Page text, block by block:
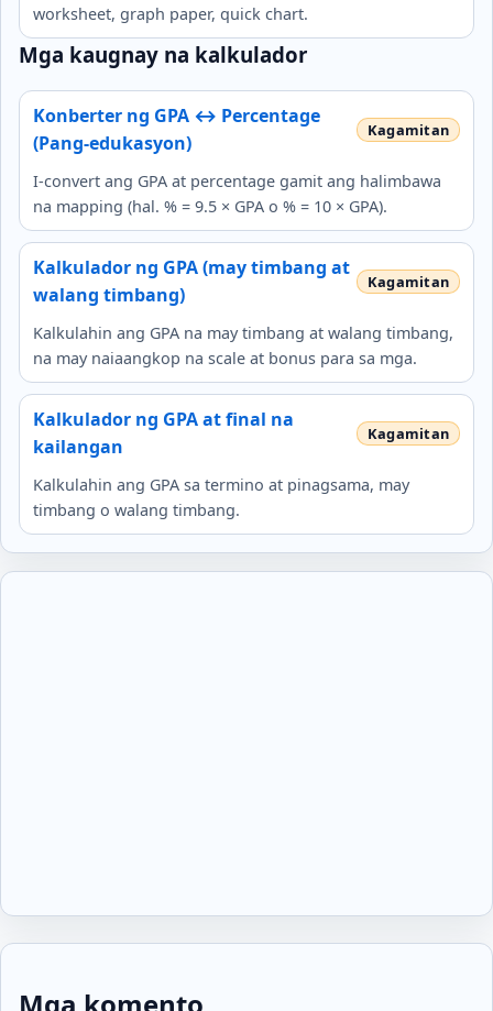
worksheet, graph paper, quick chart.
Mga kaugnay na kalkulador
Konberter ng GPA ↔ Percentage
(Pang-edukasyon)
I-convert ang GPA at percentage gamit ang halimbawa
na mapping (hal. % = 9.5 × GPA o % = 10 × GPA).
Kalkulador ng GPA (may timbang at
walang timbang)
Kalkulahin ang GPA na may timbang at walang timbang,
na may naiaangkop na scale at bonus para sa mga.
Kalkulador ng GPA at final na
kailangan
Kalkulahin ang GPA sa termino at pinagsama, may
timbang o walang timbang.